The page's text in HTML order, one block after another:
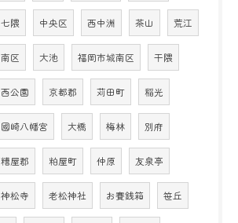
七隈 中央区 西中洲 茶山 荒江
南区 大池 福岡市城南区 干隈
西公園 京都郡 苅田町 稲光
國崎八幡宮 大橋 梅林 別府
糟屋郡 粕屋町 仲原 友泉亭
神松寺 老松神社 お賽銭箱 笹丘